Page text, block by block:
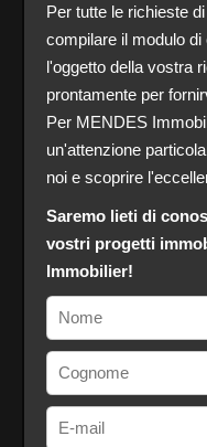
Per tutte le richieste
compilare il modulo
l'oggetto della vostra
prontamente per
Per MENDES
un'attenzione
noi e scoprire
Saremo lieti di
vostri progetti
Immobilier!